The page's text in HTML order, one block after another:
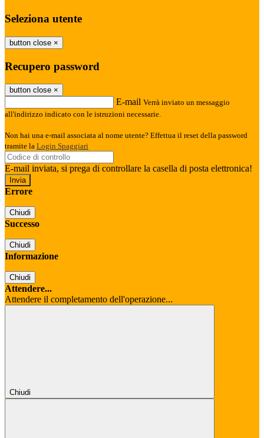
Seleziona utente
button close ×
Recupero password
button close ×
E-mail Verrà inviato un messaggio
all'indirizzo indicato con le istruzioni necessarie.
Non hai una e-mail associata al nome utente? Effettua il reset della password
tramite la Login Spaggiari
E-mail inviata, si prega di controllare la casella di posta elettronica!
Errore
Chiudi
Successo
Chiudi
Informazione
Chiudi
Attendere...
Attendere il completamento dell'operazione...
Chiudi